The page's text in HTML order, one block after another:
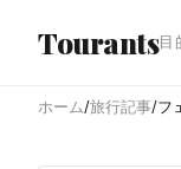
Tourants目
ホーム/旅行記事/フ